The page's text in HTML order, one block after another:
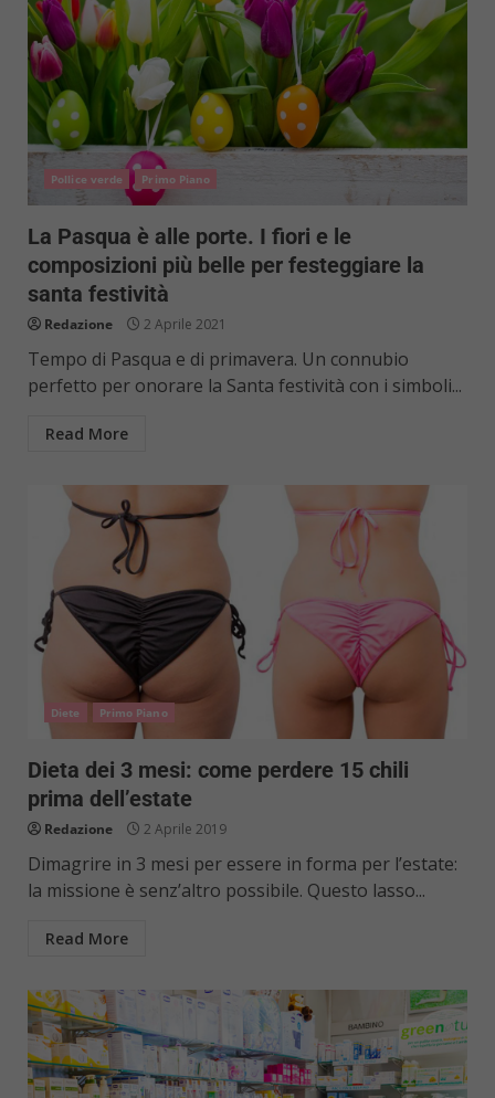
Pollice verde Primo Piano
La Pasqua è alle porte. I fiori e le
composizioni più belle per festeggiare la
santa festività
Redazione 2 Aprile 2021
Tempo di Pasqua e di primavera. Un connubio
perfetto per onorare la Santa festività con i simboli...
Read More
Diete Primo Piano
Dieta dei 3 mesi: come perdere 15 chili
prima dell’estate
Redazione 2 Aprile 2019
Dimagrire in 3 mesi per essere in forma per l’estate:
la missione è senz’altro possibile. Questo lasso...
Read More